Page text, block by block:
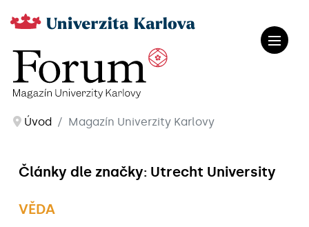
Úvod Magazín Univerzity Karlovy
Články dle značky: Utrecht University
VĚDA